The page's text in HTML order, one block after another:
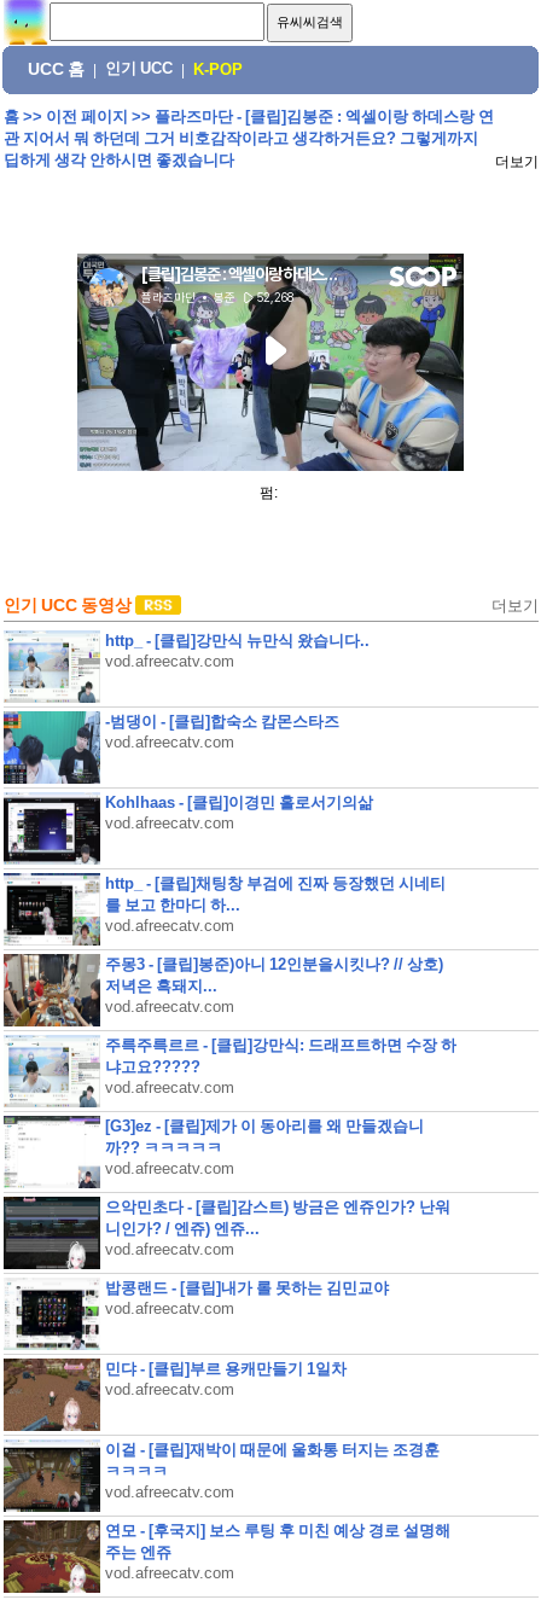
UCC 홈 인기 UCC K-POP
홈>> 이전 페이지 >> 플라즈마단 - [클립]김봉준 : 엑셀이랑 하데스랑 연
관 지어서 뭐 하던데 그거 비호감작이라고 생각하거든요? 그렇게까지
딥하게 생각 안하시면 좋겠습니다
더보기
펌:
인기 UCC 동영상 더보기
http_ - [클립]강만식 뉴만식 왔습니다..
vod.afreecatv.com
-범댕이 - [클립]합숙소 캄몬스타즈
vod.afreecatv.com
Kohlhaas - [클립]이경민 홀로서기의삶
vod.afreecatv.com
http_ - [클립]채팅창 부검에 진짜 등장했던 시네티
를 보고 한마디 하...
vod.afreecatv.com
주몽3 - [클립]봉준)아니 12인분을시킷나? // 상호)
저녁은 흑돼지...
vod.afreecatv.com
주륵주륵르르 - [클립]강만식: 드래프트하면 수장 하
냐고요?????
vod.afreecatv.com
[G3]ez - [클립]제가 이 동아리를 왜 만들겠습니
까?? ㅋㅋㅋㅋㅋ
vod.afreecatv.com
으악민초다 - [클립]감스트) 방금은 엔쥬인가? 난워
니인가? / 엔쥬) 엔쥬...
vod.afreecatv.com
밥콩랜드 - [클립]내가 롤 못하는 김민교야
vod.afreecatv.com
민댜 - [클립]부르 용캐만들기 1일차
vod.afreecatv.com
이걸 - [클립]재박이 때문에 울화통 터지는 조경훈
ㅋㅋㅋㅋ
vod.afreecatv.com
연모 - [후국지] 보스 루팅 후 미친 예상 경로 설명해
주는 엔쥬
vod.afreecatv.com